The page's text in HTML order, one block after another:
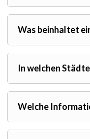
Was beinhaltet
In welchen
Welche